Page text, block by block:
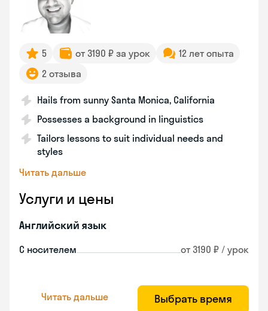
5 от 3190 ₽ за урок
12 лет опыта
2 отзыва
Hails from sunny Santa Monica, California
Possesses a background in linguistics
Tailors lessons to suit individual needs and
styles
Читать дальше
Услуги и цены
Английский язык
С носителем от 3190 ₽ / урок
Читать дальше Выбрать время